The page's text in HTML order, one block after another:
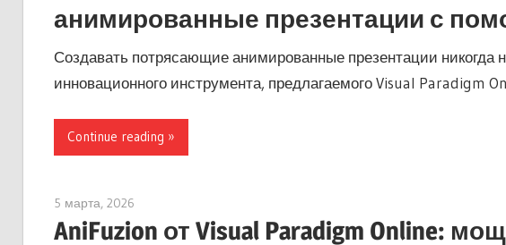
анимированные презентации с
Создавать потрясающие анимированные презентации
инновационного инструмента, предлагаемого Visual Paradigm
Continue reading
5 марта, 2026
AniFuzion от Visual Paradigm Online: